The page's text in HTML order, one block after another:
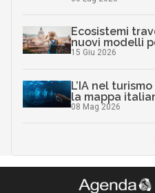
Ecosistemi
nuovi modelli
15 Giu 2026
L’IA nel
la mappa
08 Mag 2026